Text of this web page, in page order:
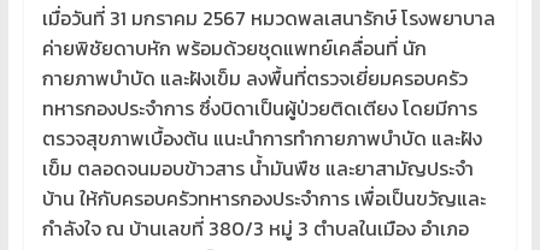
เมื่อวันที่ 31 มกราคม 2567 หมวดพลเสนารักษ์ โรงพยาบาล
ค่ายพิชัยดาบหัก พร้อมด้วยชุดแพทย์เคลื่อนที่ นัก
กายภาพบำบัด และฝังเข็ม ลงพื้นที่ตรวจเยี่ยมครอบครัว
ทหารกองประจำการ ซึ่งบิดาเป็นผู้ป่วยติดเตียง โดยมีการ
ตรวจสุขภาพเบื้องต้น แนะนำการทำกายภาพบำบัด และฝัง
เข็ม ตลอดจนมอบข้าวสาร น้ำมันพืช และยาสามัญประจำ
บ้าน ให้กับครอบครัวทหารกองประจำการ เพื่อเป็นขวัญและ
กำลังใจ ณ บ้านเลขที่ 380/3 หมู่ 3 ตำบลในเมือง อำเภอ